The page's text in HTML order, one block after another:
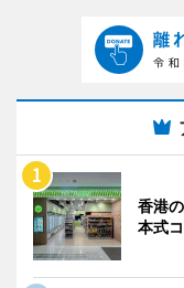
香港
本式